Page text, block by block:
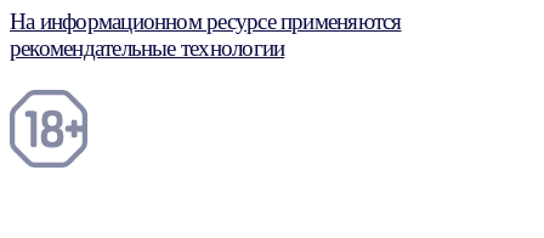
На информационном ресурсе применяются
рекомендательные технологии